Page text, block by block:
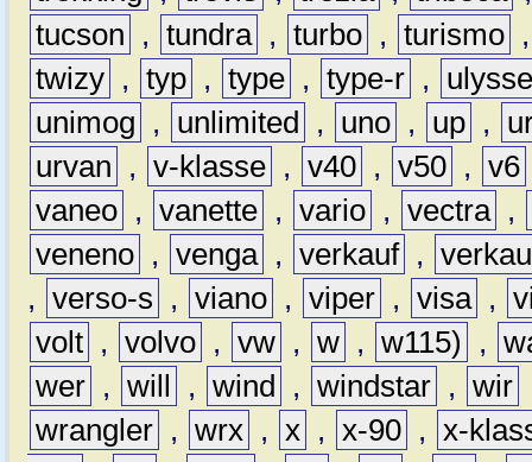
tucson
, tundra , turbo , turismo
twizy , typ , type , type-r ,
unimog
, unlimited , uno , up ,
urvan
, v-klasse , v40 , v50 , v6
vaneo , vanette , vario , vectra ,
veneno , venga , verkauf ,
, verso-s , viano , viper , visa ,
volt , volvo , vw , w , w115) ,
wer , will , wind , windstar , wir
wrangler , wrx , x , x-90 , x-